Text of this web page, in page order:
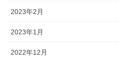
2023年2月
2023年1月
2022年12月